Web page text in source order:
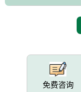
免费咨询